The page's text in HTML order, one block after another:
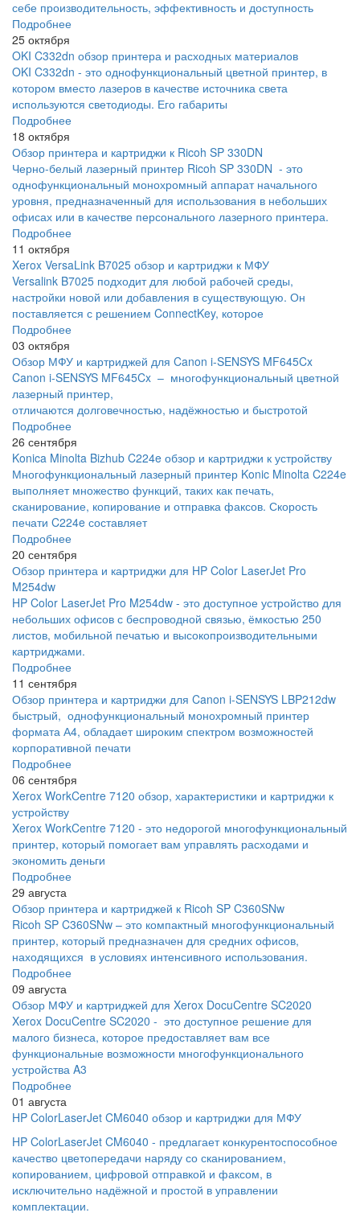
себе производительность, эффективность и доступность
Подробнее
25 октября
OKI C332dn обзор принтера и расходных материалов
OKI C332dn - это однофункциональный цветной принтер, в
котором вместо лазеров в качестве источника света
используются светодиоды. Его габариты
Подробнее
18 октября
Обзор принтера и картриджи к Ricoh SP 330DN
Черно-белый лазерный принтер Ricoh SP 330DN - это
однофункциональный монохромный аппарат начального
уровня, предназначенный для использования в небольших
офисах или в качестве персонального лазерного принтера.
Подробнее
11 октября
Xerox VersaLink B7025 обзор и картриджи к МФУ
Versalink B7025 подходит для любой рабочей среды,
настройки новой или добавления в существующую. Он
поставляется с решением ConnectKey, которое
Подробнее
03 октября
Обзор МФУ и картриджей для Canon i-SENSYS MF645Cx
Canon i-SENSYS MF645Cx – многофункциональный цветной
лазерный принтер,
отличаются долговечностью, надёжностью и быстротой
Подробнее
26 сентября
Konica Minolta Bizhub C224e обзор и картриджи к устройству
Многофункциональный лазерный принтер Konic Minolta C224e
выполняет множество функций, таких как печать,
сканирование, копирование и отправка факсов. Скорость
печати C224e составляет
Подробнее
20 сентября
Обзор принтера и картриджи для HP Color LaserJet Pro
M254dw
HP Color LaserJet Pro M254dw - это доступное устройство для
небольших офисов с беспроводной связью, ёмкостью 250
листов, мобильной печатью и высокопроизводительными
картриджами.
Подробнее
11 сентября
Обзор принтера и картриджи для Canon i-SENSYS LBP212dw
быстрый, однофункциональный монохромный принтер
формата А4, обладает широким спектром возможностей
корпоративной печати
Подробнее
06 сентября
Xerox WorkCentre 7120 обзор, характеристики и картриджи к
устройству
Xerox WorkCentre 7120 - это недорогой многофункциональный
принтер, который помогает вам управлять расходами и
экономить деньги
Подробнее
29 августа
Обзор принтера и картриджей к Ricoh SP C360SNw
Ricoh SP C360SNw – это компактный многофункциональный
принтер, который предназначен для средних офисов,
находящихся в условиях интенсивного использования.
Подробнее
09 августа
Обзор МФУ и картриджей для Xerox DocuCentre SC2020
Xerox DocuCentre SC2020 - это доступное решение для
малого бизнеса, которое предоставляет вам все
функциональные возможности многофункционального
устройства A3
Подробнее
01 августа
HP ColorLaserJet CM6040 обзор и картриджи для МФУ
HP ColorLaserJet CM6040 - предлагает конкурентоспособное
качество цветопередачи наряду со сканированием,
копированием, цифровой отправкой и факсом, в
исключительно надёжной и простой в управлении
комплектации.